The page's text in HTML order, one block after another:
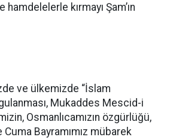
kırmayı Şam’ın
ve ülkemizde “İslam
Mukaddes Mescid-i
Osmanlıcamızın özgürlüğü,
Bayramımız mübarek